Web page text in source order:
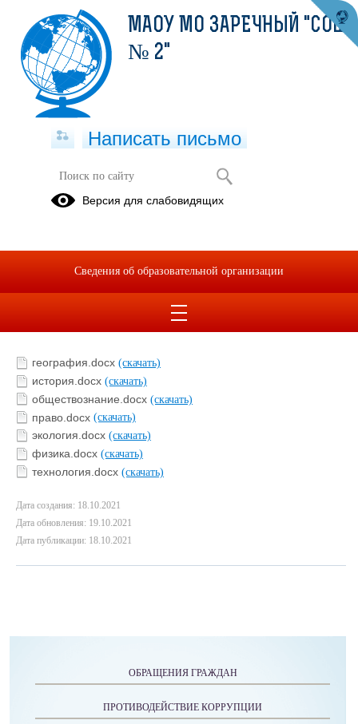
Победители и призеры школьного
тура ВсОШ
Поздравляем!!!
география.docx (скачать)
история.docx (скачать)
обществознание.docx (скачать)
право.docx (скачать)
экология.docx (скачать)
физика.docx (скачать)
технология.docx (скачать)
Дата создания: 18.10.2021
Дата обновления: 19.10.2021
Дата публикации: 18.10.2021
ОБРАЩЕНИЯ ГРАЖДАН
ПРОТИВОДЕЙСТВИЕ КОРРУПЦИИ
МАОУ МО ЗАРЕЧНЫЙ "СОШ
№ 2"
Написать письмо
Версия для слабовидящих
Сведения об образовательной организации